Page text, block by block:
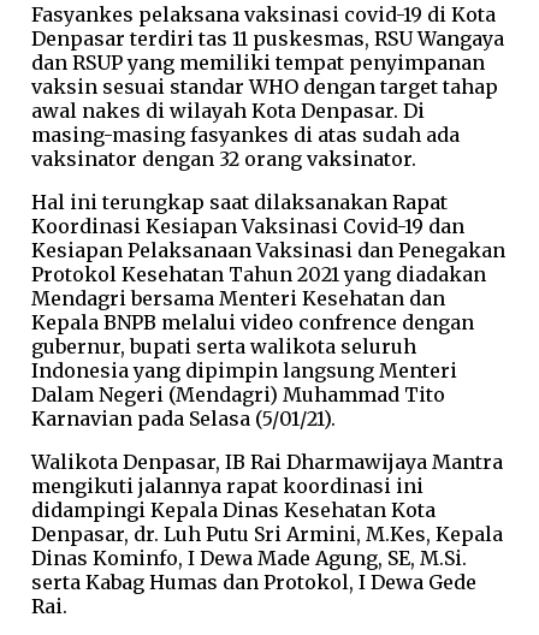
Fasyankes pelaksana vaksinasi covid-19 di Kota
Denpasar terdiri tas 11 puskesmas, RSU Wangaya
dan RSUP yang memiliki tempat penyimpanan
vaksin sesuai standar WHO dengan target tahap
awal nakes di wilayah Kota Denpasar. Di
masing-masing fasyankes di atas sudah ada
vaksinator dengan 32 orang vaksinator.
Hal ini terungkap saat dilaksanakan Rapat
Koordinasi Kesiapan Vaksinasi Covid-19 dan
Kesiapan Pelaksanaan Vaksinasi dan Penegakan
Protokol Kesehatan Tahun 2021 yang diadakan
Mendagri bersama Menteri Kesehatan dan
Kepala BNPB melalui video confrence dengan
gubernur, bupati serta walikota seluruh
Indonesia yang dipimpin langsung Menteri
Dalam Negeri (Mendagri) Muhammad Tito
Karnavian pada Selasa (5/01/21).
Walikota Denpasar, IB Rai Dharmawijaya Mantra
mengikuti jalannya rapat koordinasi ini
didampingi Kepala Dinas Kesehatan Kota
Denpasar, dr. Luh Putu Sri Armini, M.Kes, Kepala
Dinas Kominfo, I Dewa Made Agung, SE, M.Si.
serta Kabag Humas dan Protokol, I Dewa Gede
Rai.